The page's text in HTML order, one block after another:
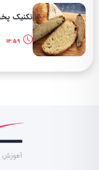
تکنیک
14:59